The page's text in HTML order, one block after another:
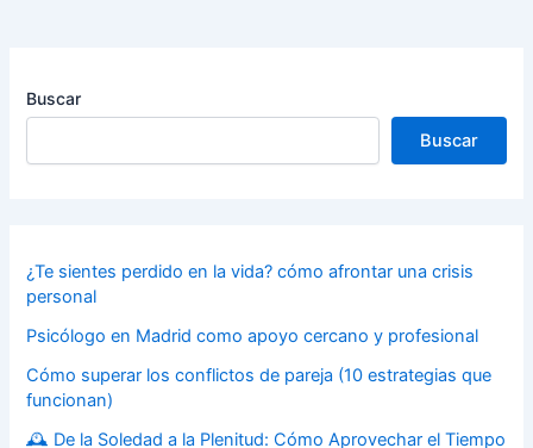
Buscar
Buscar
¿Te sientes perdido en la vida? cómo afrontar una crisis
personal
Psicólogo en Madrid como apoyo cercano y profesional
Cómo superar los conflictos de pareja (10 estrategias que
funcionan)
🕰️ De la Soledad a la Plenitud: Cómo Aprovechar el Tiempo